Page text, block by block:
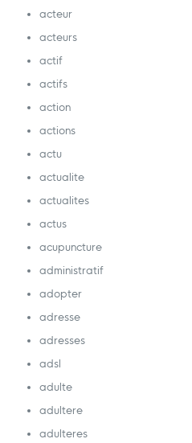
acteur
acteurs
actif
actifs
action
actions
actu
actualite
actualites
actus
acupuncture
administratif
adopter
adresse
adresses
adsl
adulte
adultere
adulteres